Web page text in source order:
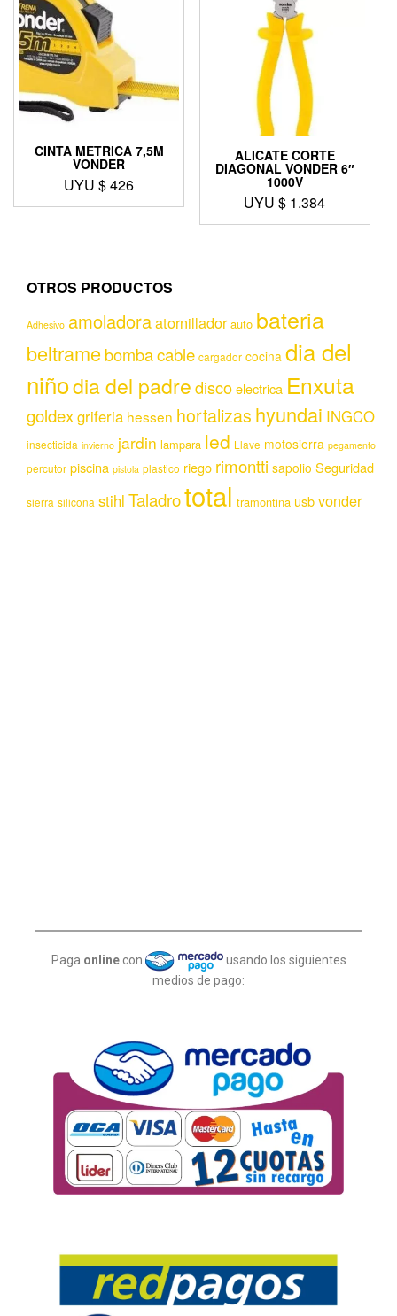
CINTA METRICA 7,5M
VONDER
UYU $426
ALICATE CORTE
DIAGONAL VONDER 6″
1000V
UYU $ 1.384
OTROS PRODUCTOS
Adhesivo amoladoraatornillador auto bateria
beltramebombacable cargador cocina dia del
niñodia del padrediscoelectrica Enxuta
goldexgriferia hessen hortalizas hyundai INGCO
insecticida invierno jardin lampara led Llave motosierra pegamento
percutor piscina pistola plastico riego rimontti sapolio Seguridad
sierra silicona stihl Taladrototal tramontina usbvonder
Paga online con
usando los siguientes
medios de pago: